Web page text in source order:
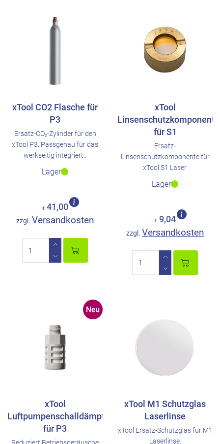
xTool CO2 Flasche für
P3
Ersatz-CO₂-Zylinder für den
xTool P3. Passgenau für das
werkseitig integriert..
Lager
€ 41,00
zzgl. Versandkosten
xTool
Linsenschutzkomponente
für S1
Ersatz-
Linsenschutzkomponente für
xTool S1 Laser.
Lager
€ 9,04
zzgl. Versandkosten
xTool
Luftpumpenschalldämpfer
für P3
xTool M1 Schutzglas
Laserlinse
xTool Ersatz-Schutzglas für M1
Laserlinse.